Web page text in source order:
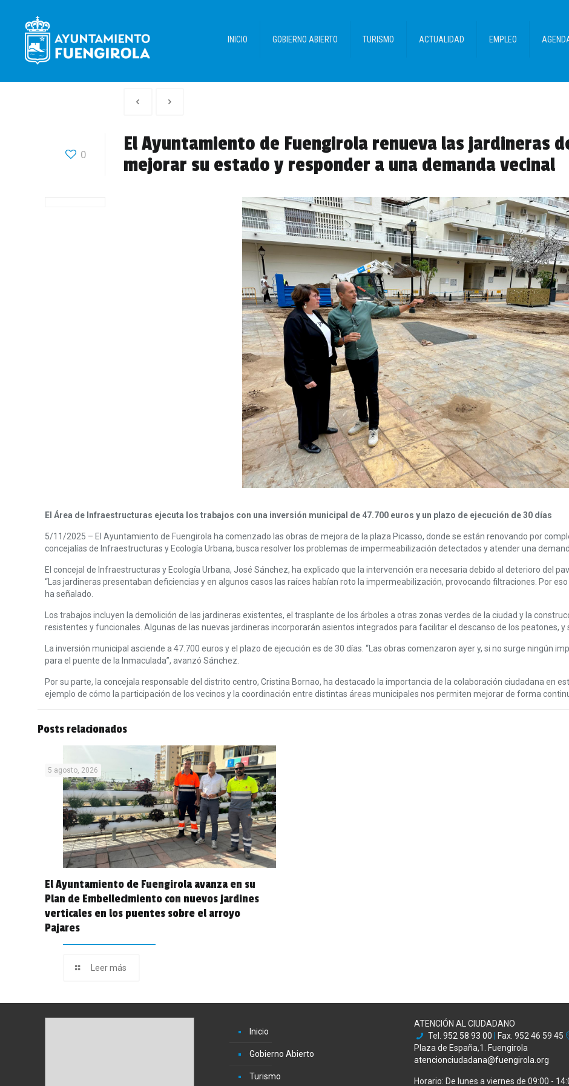
INICIO GOBIERNO ABIERTO TURISMO ACTUALIDAD EMPLEO
anterior
0
El Ayuntamiento de Fuengirola renueva las jardineras
mejorar su estado y responder a una demanda vecinal
El Área de Infraestructuras ejecuta los trabajos con una inversión municipal de 47.700 euros y un plazo de ejecución de 30 días
5/11/2025 – El Ayuntamiento de Fuengirola ha comenzado las obras de mejora de la plaza Picasso, donde se están renovando por
concejalías de Infraestructuras y Ecología Urbana, busca resolver los problemas de impermeabilización detectados y atender una
El concejal de Infraestructuras y Ecología Urbana, José Sánchez, ha explicado que la intervención era necesaria debido al deterioro del
“Las jardineras presentaban deficiencias y en algunos casos las raíces habían roto la impermeabilización, provocando filtraciones. Por
ha señalado.
Los trabajos incluyen la demolición de las jardineras existentes, el trasplante de los árboles a otras zonas verdes de la ciudad y la
resistentes y funcionales. Algunas de las nuevas jardineras incorporarán asientos integrados para facilitar el descanso de los peatones, y
La inversión municipal asciende a 47.700 euros y el plazo de ejecución es de 30 días. “Las obras comenzaron ayer y, si no surge ningún
para el puente de la Inmaculada”, avanzó Sánchez.
Por su parte, la concejala responsable del distrito centro, Cristina Bornao, ha destacado la importancia de la colaboración ciudadana en
ejemplo de cómo la participación de los vecinos y la coordinación entre distintas áreas municipales nos permiten mejorar de forma
Posts relacionados
5 agosto, 2026
El Ayuntamiento de Fuengirola avanza en su
Plan de Embellecimiento con nuevos jardines
verticales en los puentes sobre el arroyo
Pajares
Leer más
Inicio
Gobierno Abierto
Turismo
ATENCIÓN AL CIUDADANO
Tel. 952 58 93 00
Fax. 952 46 59 45
Plaza de España,1. Fuengirola
atencionciudadana@fuengirola.org
Horario: De lunes a viernes de 09:00 -